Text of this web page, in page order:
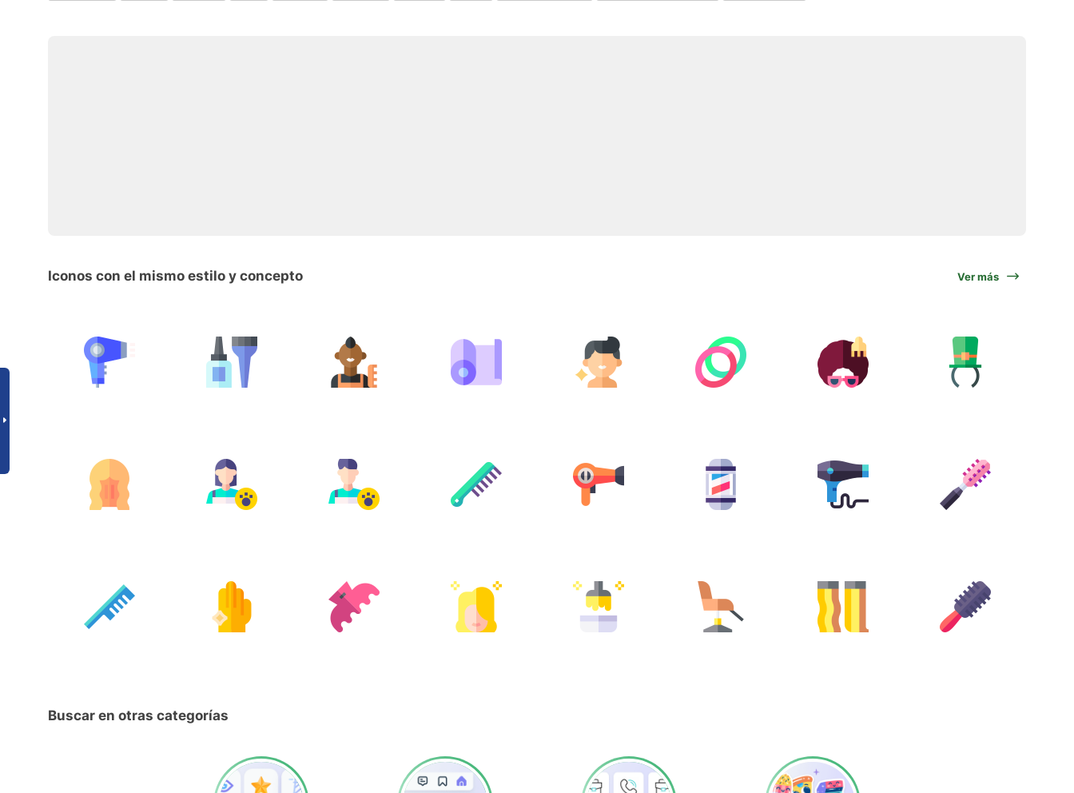
Iconos con el mismo estilo y concepto Ver más
Buscar en otras categorías